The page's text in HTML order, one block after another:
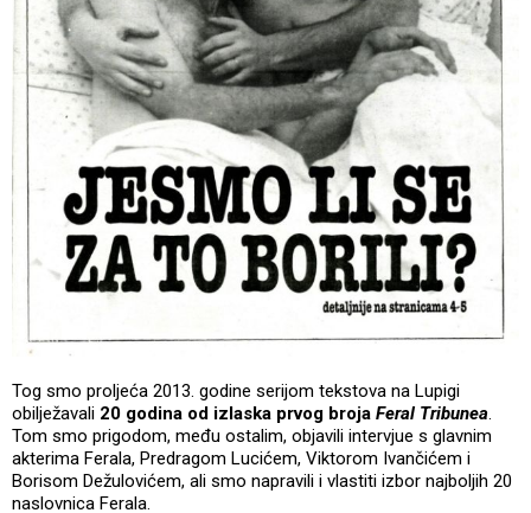
Tog smo proljeća 2013. godine serijom tekstova na Lupigi
obilježavali 20 godina od izlaska prvog broja Feral Tribunea.
Tom smo prigodom, među ostalim, objavili intervjue s glavnim
akterima Ferala, Predragom Lucićem, Viktorom Ivančićem i
Borisom Dežulovićem, ali smo napravili i vlastiti izbor najboljih 20
naslovnica Ferala.